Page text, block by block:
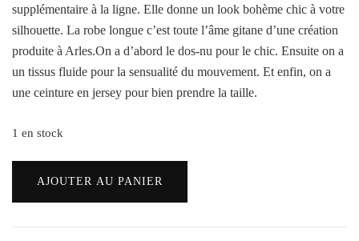
supplémentaire à la ligne. Elle donne un look bohème chic à votre
silhouette. La robe longue c’est toute l’âme gitane d’une création
produite à Arles.On a d’abord le dos-nu pour le chic. Ensuite on a
un tissus fluide pour la sensualité du mouvement. Et enfin, on a
une ceinture en jersey pour bien prendre la taille.
1 en stock
AJOUTER AU PANIER